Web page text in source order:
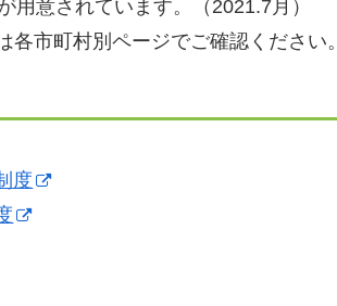
意されています。（2021.7月）
市町村別ページでご確認ください。
度